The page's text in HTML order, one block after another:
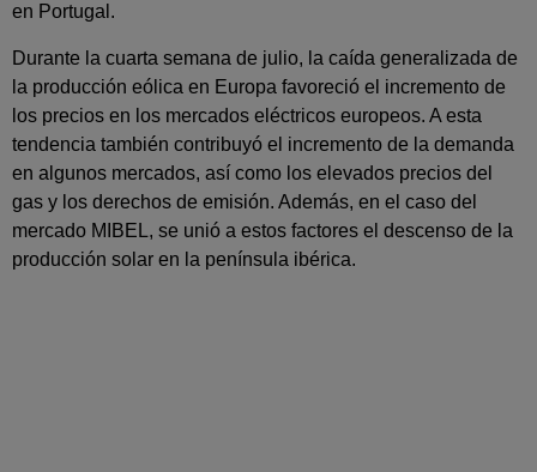
en Portugal.
Durante la cuarta semana de julio, la caída generalizada de
la producción eólica en Europa favoreció el incremento de
los precios en los mercados eléctricos europeos. A esta
tendencia también contribuyó el incremento de la demanda
en algunos mercados, así como los elevados precios del
gas y los derechos de emisión. Además, en el caso del
mercado MIBEL, se unió a estos factores el descenso de la
producción solar en la península ibérica.